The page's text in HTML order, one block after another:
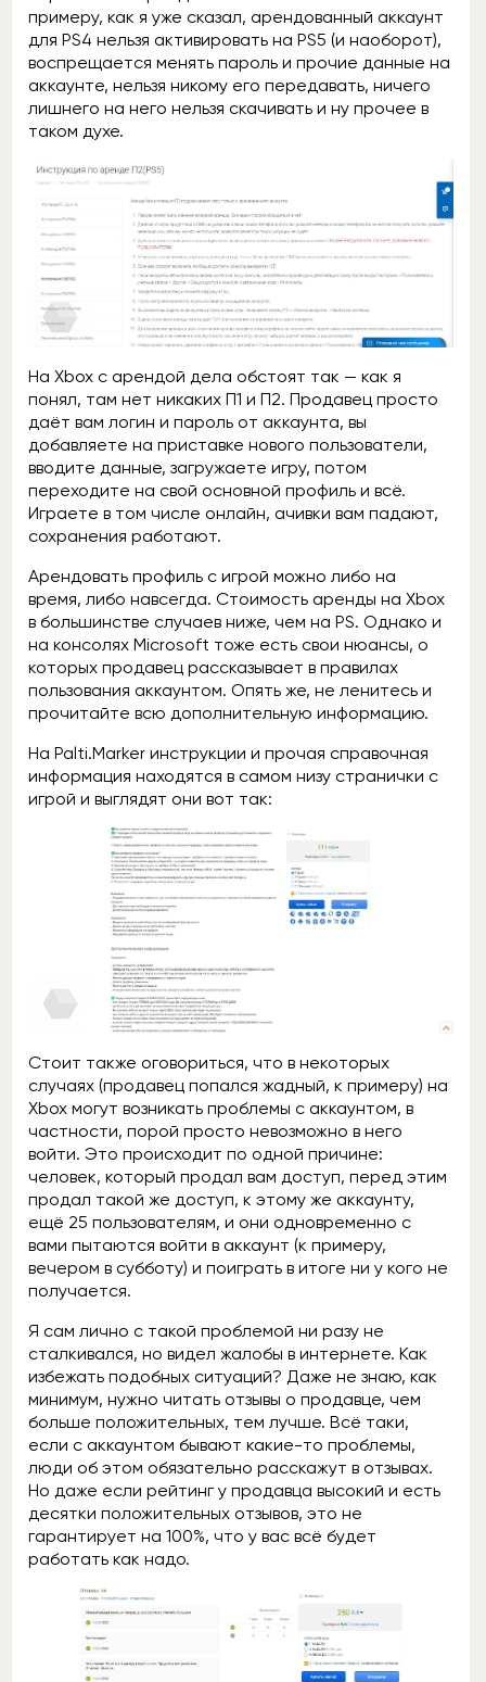
примеру, как я уже сказал, арендованный аккаунт
для PS4 нельзя активировать на PS5 (и наоборот),
воспрещается менять пароль и прочие данные на
аккаунте, нельзя никому его передавать, ничего
лишнего на него нельзя скачивать и ну прочее в
таком духе.
На Xbox с арендой дела обстоят так — как я
понял, там нет никаких П1 и П2. Продавец просто
даёт вам логин и пароль от аккаунта, вы
добавляете на приставке нового пользователи,
вводите данные, загружаете игру, потом
переходите на свой основной профиль и всё.
Играете в том числе онлайн, ачивки вам падают,
сохранения работают.
Арендовать профиль с игрой можно либо на
время, либо навсегда. Стоимость аренды на Xbox
в большинстве случаев ниже, чем на PS. Однако и
на консолях Microsoft тоже есть свои нюансы, о
которых продавец рассказывает в правилах
пользования аккаунтом. Опять же, не ленитесь и
прочитайте всю дополнительную информацию.
На Palti.Marker инструкции и прочая справочная
информация находятся в самом низу странички с
игрой и выглядят они вот так:
Стоит также оговориться, что в некоторых
случаях (продавец попался жадный, к примеру) на
Xbox могут возникать проблемы с аккаунтом, в
частности, порой просто невозможно в него
войти. Это происходит по одной причине:
человек, который продал вам доступ, перед этим
продал такой же доступ, к этому же аккаунту,
ещё 25 пользователям, и они одновременно с
вами пытаются войти в аккаунт (к примеру,
вечером в субботу) и поиграть в итоге ни у кого не
получается.
Я сам лично с такой проблемой ни разу не
сталкивался, но видел жалобы в интернете. Как
избежать подобных ситуаций? Даже не знаю, как
минимум, нужно читать отзывы о продавце, чем
больше положительных, тем лучше. Всё таки,
если с аккаунтом бывают какие-то проблемы,
люди об этом обязательно расскажут в отзывах.
Но даже если рейтинг у продавца высокий и есть
десятки положительных отзывов, это не
гарантирует на 100%, что у вас всё будет
работать как надо.